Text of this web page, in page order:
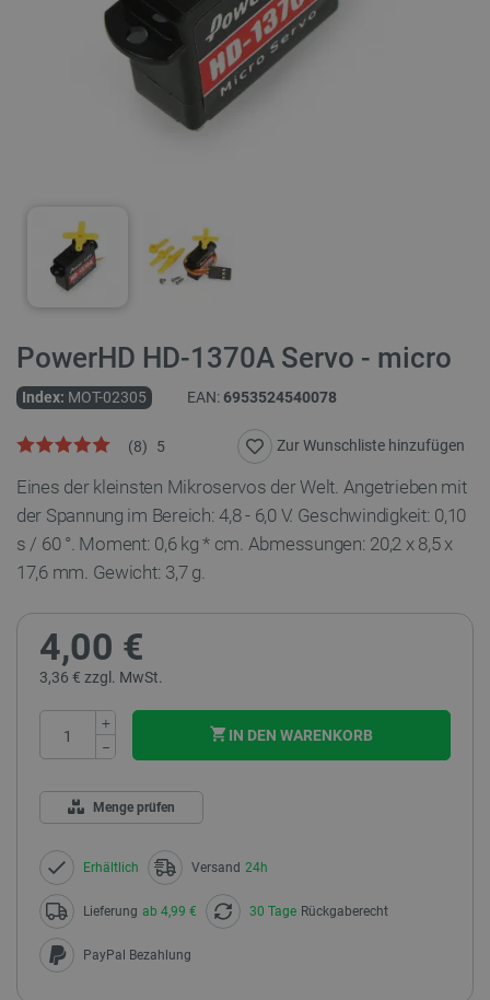
PowerHD HD-1370A Servo - micro
Index: MOT-02305 EAN:6953524540078
5
(8) Zur Wunschliste hinzufügen
Eines der kleinsten Mikroservos der Welt. Angetrieben mit
der Spannung im Bereich: 4,8 - 6,0 V. Geschwindigkeit: 0,10
s / 60 °. Moment: 0,6 kg * cm. Abmessungen: 20,2 x 8,5 x
17,6 mm. Gewicht: 3,7 g.
4,00 €
3,36 € zzgl. MwSt.
+
−
IN DEN WARENKORB
Menge prüfen
Erhältlich Versand 24h
Lieferung ab 4,99 € 30 Tage Rückgaberecht
PayPal Bezahlung